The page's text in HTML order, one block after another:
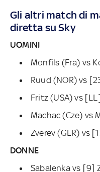
Gli altri match di
diretta su Sky
UOMINI
Monfils (Fra) vs
Ruud (NOR) vs
Fritz (USA) vs
Machac (Cze) vs
Zverev (GER) vs
DONNE
Sabalenka vs [9]